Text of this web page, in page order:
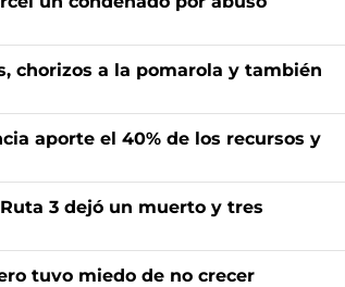
chorizos a la pomarola y también
aporte el 40% de los recursos y
3 dejó un muerto y tres
tuvo miedo de no crecer